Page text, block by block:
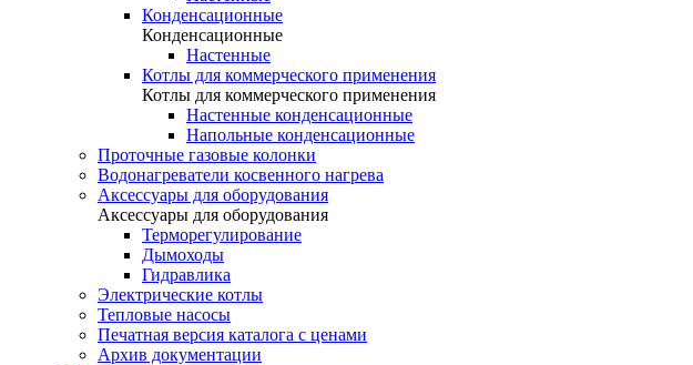
Конденсационные
Конденсационные
Настенные
Котлы для коммерческого применения
Котлы для коммерческого применения
Настенные конденсационные
Напольные конденсационные
Проточные газовые колонки
Водонагреватели косвенного нагрева
Аксессуары для оборудования
Аксессуары для оборудования
Терморегулирование
Дымоходы
Гидравлика
Электрические котлы
Тепловые насосы
Печатная версия каталога с ценами
Архив документации